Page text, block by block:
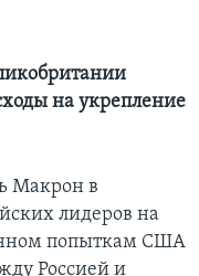
на укрепление
Макрон в
лидеров на
попыткам США
Россией и